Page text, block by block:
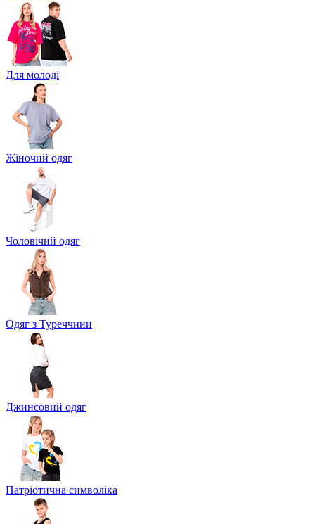
Для молоді
Жіночий одяг
Чоловічий одяг
Одяг з Туреччини
Джинсовий одяг
Патріотична символіка